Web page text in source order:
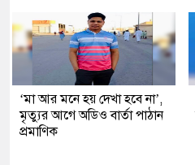
‘মা আর মনে হয় দেখা হবে না’,
মৃত্যুর আগে অডিও বার্তা পাঠান
প্রমাণিক